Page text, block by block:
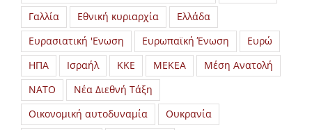
Γαλλία
Εθνική κυριαρχία
Ελλάδα
Ευρασιατική 'Ενωση
Ευρωπαϊκή Ένωση
Ευρώ
ΗΠΑ
Ισραήλ ΚΚΕ ΜΕΚΕΑ
Μέση Ανατολή
ΝΑΤΟ
Νέα Διεθνή Τάξη
Οικονομική αυτοδυναμία
Ουκρανία